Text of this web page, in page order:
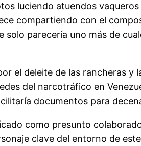
luciendo atuendos
compartiendo con el
solo parecería uno más de
el deleite de las rancheras
del narcotráfico en
documentos para
como presunto
clave del entorno de